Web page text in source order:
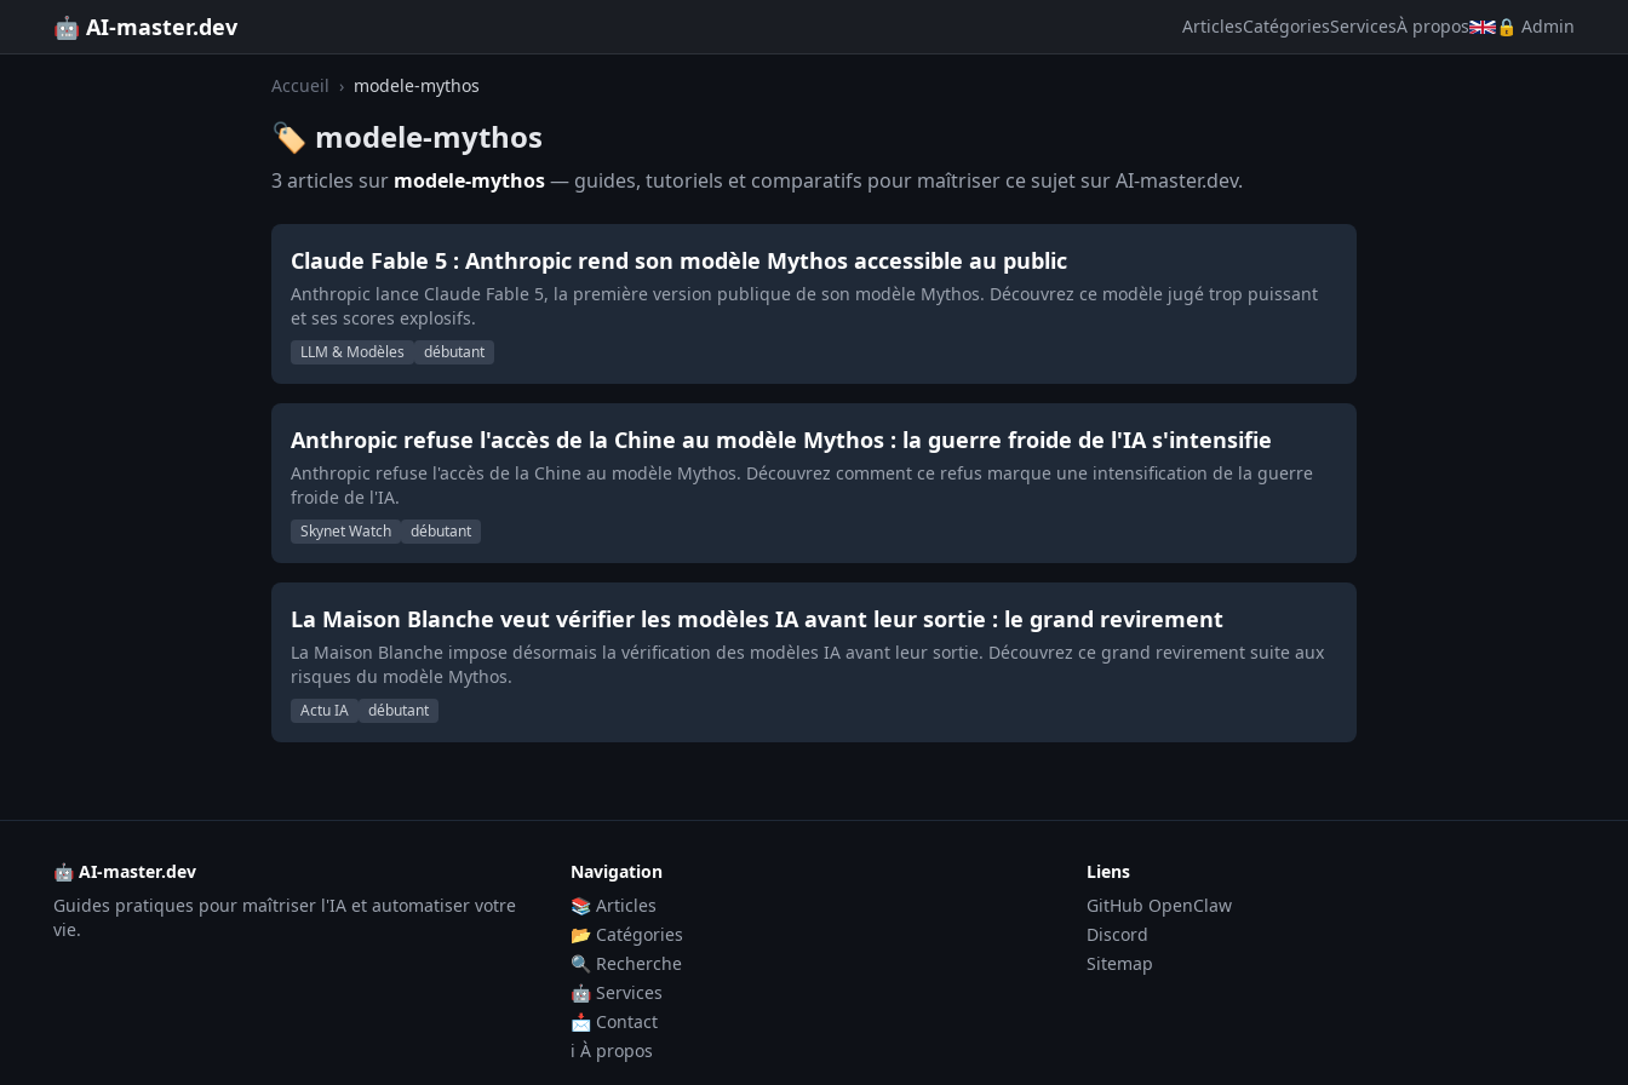
🤖 AI-master.dev ArticlesCatégoriesServicesÀ propos 🔒 Admin
Accueil › modele-mythos
🏷️ modele-mythos
3 articles sur modele-mythos— guides, tutoriels et comparatifs pour maîtriser ce sujet sur AI-master.dev.
Claude Fable 5 : Anthropic rend son modèle Mythos accessible au public
Anthropic lance Claude Fable 5, la première version publique de son modèle Mythos. Découvrez ce modèle jugé trop puissant
et ses scores explosifs.
LLM & Modèles débutant
Anthropic refuse l'accès de la Chine au modèle Mythos : la guerre froide de l'IA s'intensifie
Anthropic refuse l'accès de la Chine au modèle Mythos. Découvrez comment ce refus marque une intensification de la guerre
froide de l'IA.
Skynet Watch débutant
La Maison Blanche veut vérifier les modèles IA avant leur sortie : le grand revirement
La Maison Blanche impose désormais la vérification des modèles IA avant leur sortie. Découvrez ce grand revirement suite aux
risques du modèle Mythos.
Actu IA débutant
🤖 AI-master.dev
Guides pratiques pour maîtriser l'IA et automatiser votre
vie.
Navigation
📚 Articles
📂 Catégories
🔍 Recherche
🤖 Services
📩 Contact
ℹ️ À propos
Liens
GitHub OpenClaw
Discord
Sitemap